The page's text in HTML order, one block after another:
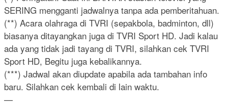
SERING mengganti jadwalnya tanpa ada pemberitahuan.
(**) Acara olahraga di TVRI (sepakbola, badminton, dll)
biasanya ditayangkan juga di TVRI Sport HD. Jadi kalau
ada yang tidak jadi tayang di TVRI, silahkan cek TVRI
Sport HD, Begitu juga kebalikannya.
(***) Jadwal akan diupdate apabila ada tambahan info
baru. Silahkan cek kembali di lain waktu.
—